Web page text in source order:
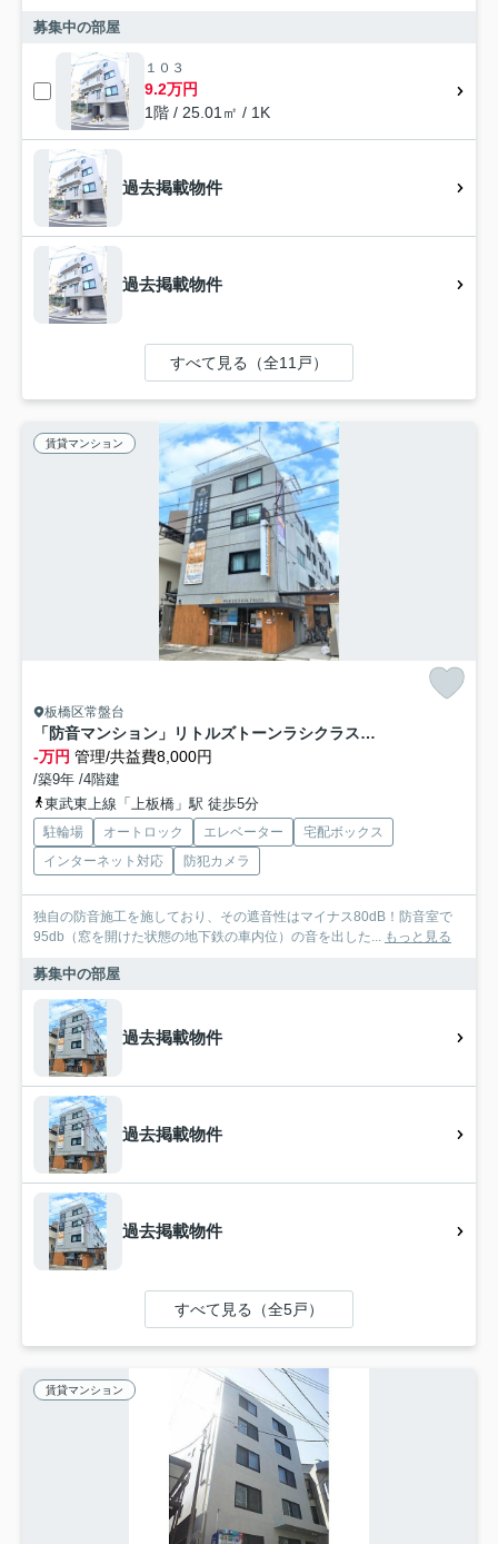
募集中の部屋
１０３
9.2万円
1階 / 25.01㎡ / 1K
過去掲載物件
過去掲載物件
すべて見る（全11戸）
賃貸マンション
板橋区常盤台
「防音マンション」リトルズトーンラシクラス平和公園
-万円 管理/共益費8,000円
/築9年 /4階建
東武東上線「上板橋」駅 徒歩5分
駐輪場 オートロック エレベーター
宅配ボックス
インターネット対応
防犯カメラ
独自の防音施工を施しており、その遮音性はマイナス80dB！防音室で
95db（窓を開けた状態の地下鉄の車内位）の音を出した... もっと見る
募集中の部屋
過去掲載物件
過去掲載物件
過去掲載物件
すべて見る（全5戸）
賃貸マンション